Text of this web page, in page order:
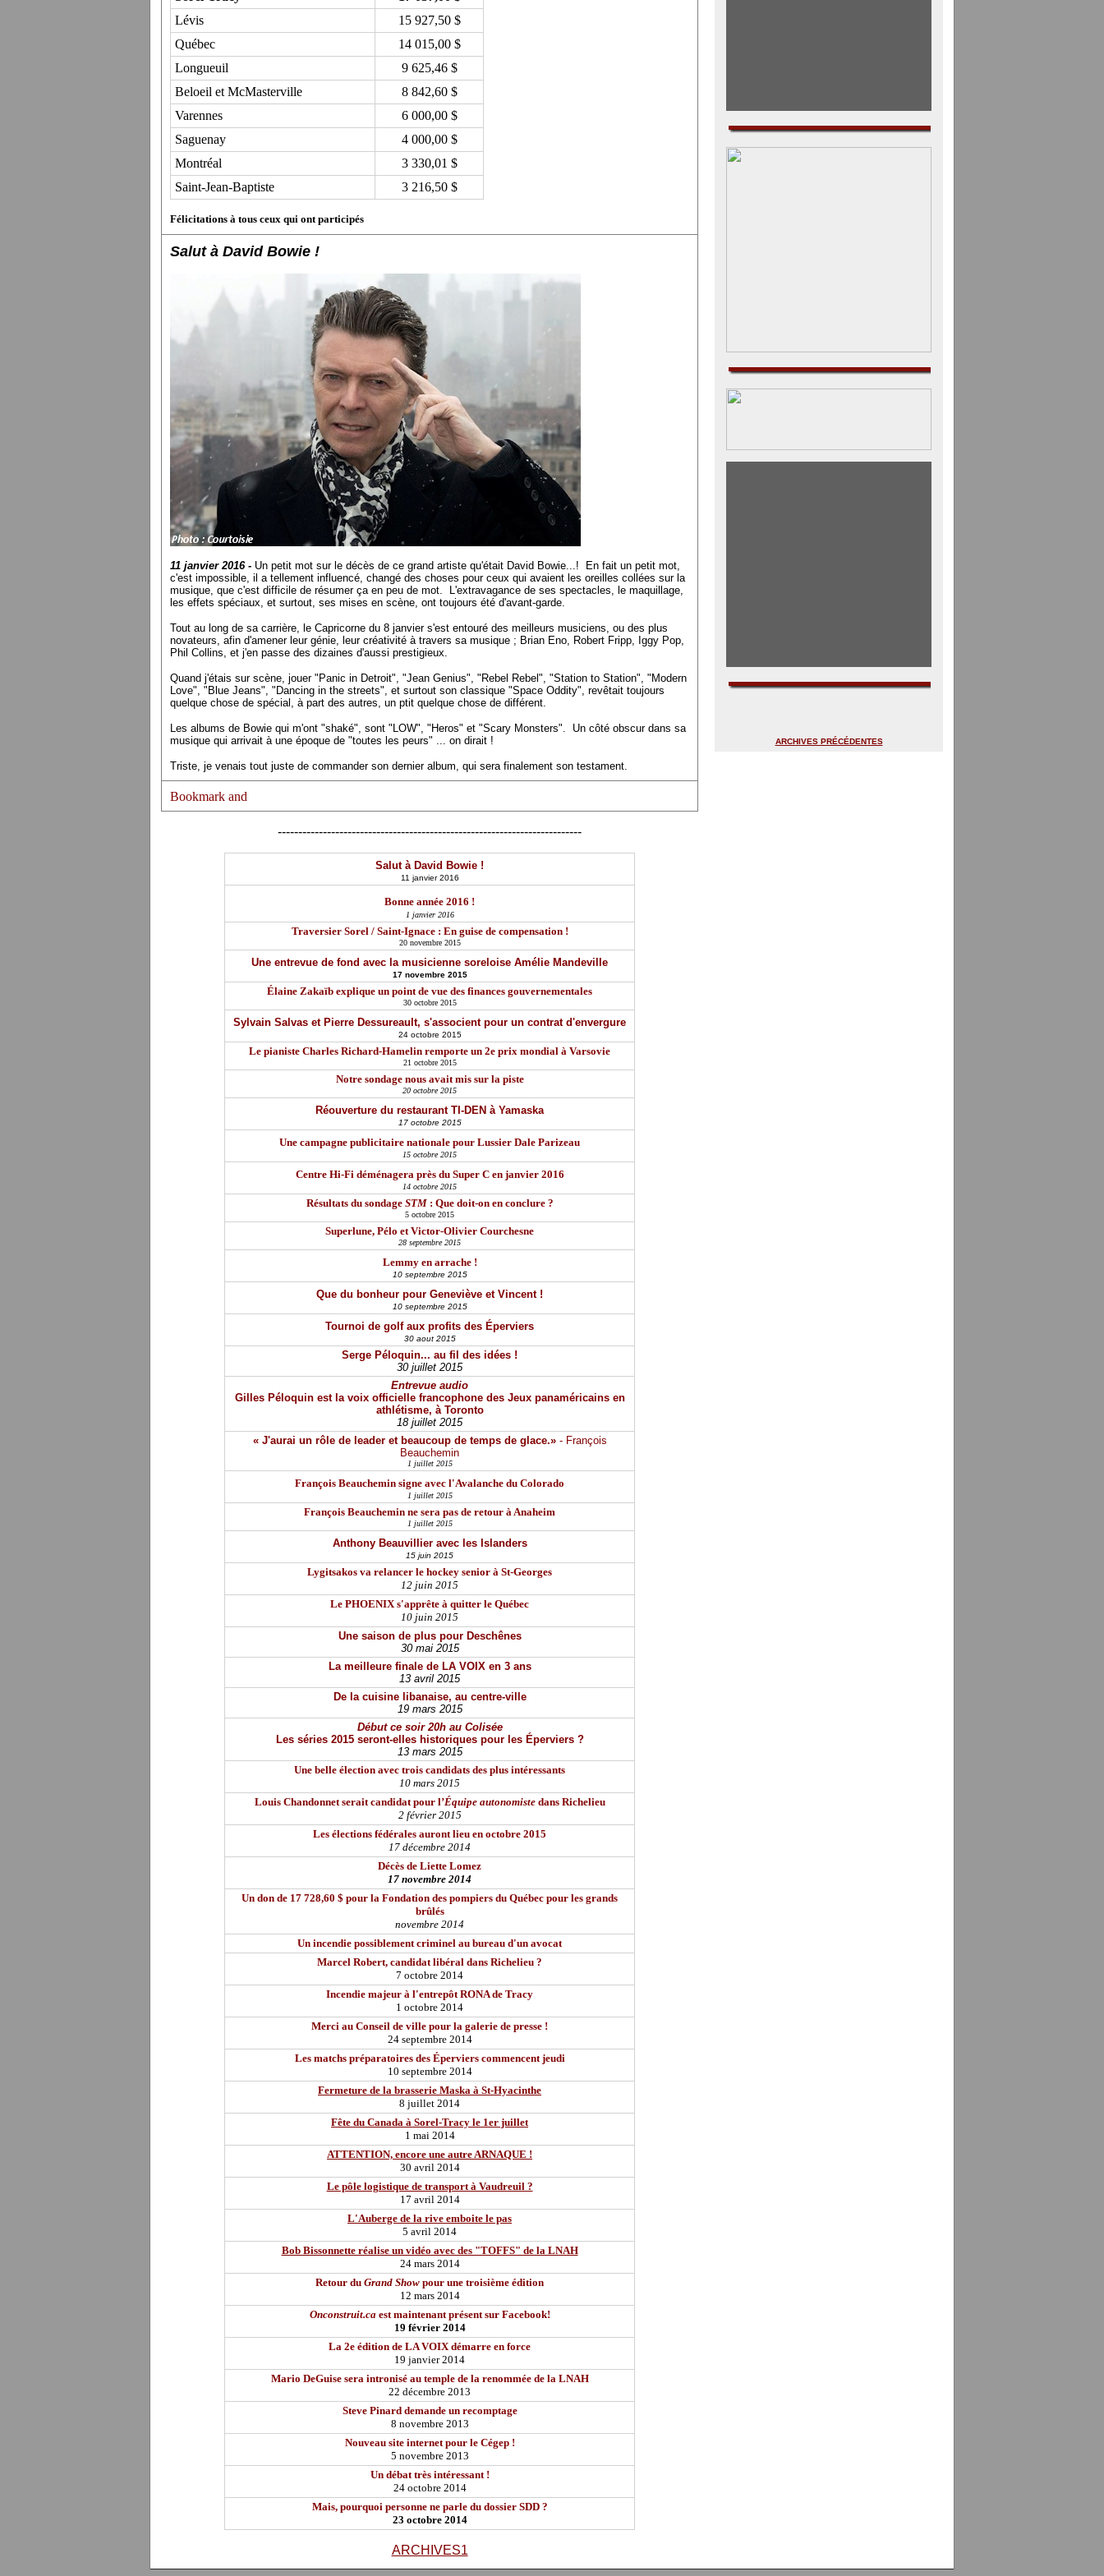
Lévis
15 927,50 $
Québec
14 015,00 $
Longueuil
9 625,46 $
Beloeil et McMasterville
8 842,60 $
Varennes
6 000,00 $
Saguenay
4 000,00 $
Montréal
3 330,01 $
Saint-Jean-Baptiste
3 216,50 $
Félicitations à tous ceux qui ont participés
Salut à David Bowie !
11 janvier 2016 - Un petit mot sur le décès de ce grand artiste qu'était David Bowie...! En fait un petit mot,
c'est impossible, il a tellement influencé, changé des choses pour ceux qui avaient les oreilles collées sur la
musique, que c'est difficile de résumer ça en peu de mot. L'extravagance de ses spectacles, le maquillage,
les effets spéciaux, et surtout, ses mises en scène, ont toujours été d'avant-garde.
Tout au long de sa carrière, le Capricorne du 8 janvier s'est entouré des meilleurs musiciens, ou des plus
novateurs, afin d'amener leur génie, leur créativité à travers sa musique ; Brian Eno, Robert Fripp, Iggy Pop,
Phil Collins, et j'en passe des dizaines d'aussi prestigieux.
Quand j'étais sur scène, jouer "Panic in Detroit", "Jean Genius", "Rebel Rebel", "Station to Station", "Modern
Love", "Blue Jeans", "Dancing in the streets", et surtout son classique "Space Oddity", revêtait toujours
quelque chose de spécial, à part des autres, un ptit quelque chose de différent.
Les albums de Bowie qui m'ont "shaké", sont "LOW", "Heros" et "Scary Monsters". Un côté obscur dans sa
musique qui arrivait à une époque de "toutes les peurs" ... on dirait !
Triste, je venais tout juste de commander son dernier album, qui sera finalement son testament.
--------------------------------------------------------------------------
Salut à David Bowie !
11 janvier 2016
Bonne année 2016 !
1 janvier 2016
Traversier Sorel / Saint-Ignace : En guise de compensation !
20 novembre 2015
Une entrevue de fond avec la musicienne soreloise Amélie Mandeville
17 novembre 2015
Élaine Zakaïb explique un point de vue des finances gouvernementales
30 octobre 2015
Sylvain Salvas et Pierre Dessureault, s'associent pour un contrat d'envergure
24 octobre 2015
Le pianiste Charles Richard-Hamelin remporte un 2e prix mondial à Varsovie
21 octobre 2015
Notre sondage nous avait mis sur la piste
20 octobre 2015
Réouverture du restaurant TI-DEN à Yamaska
17 octobre 2015
Une campagne publicitaire nationale pour Lussier Dale Parizeau
15 octobre 2015
Centre Hi-Fi déménagera près du Super C en janvier 2016
14 octobre 2015
Résultats du sondage STM: Que doit-on en conclure ?
5 octobre 2015
Superlune, Pélo et Victor-Olivier Courchesne
28 septembre 2015
Lemmy en arrache !
10 septembre 2015
Que du bonheur pour Geneviève et Vincent !
10 septembre 2015
Tournoi de golf aux profits des Éperviers
30 aout 2015
Serge Péloquin... au fil des idées !
30 juillet 2015
Entrevue audio
Gilles Péloquin est la voix officielle francophone des Jeux panaméricains en
athlétisme, à Toronto
18 juillet 2015
« J'aurai un rôle de leader et beaucoup de temps de glace.» - François
Beauchemin
1 juillet 2015
François Beauchemin signe avec l'Avalanche du Colorado
1 juillet 2015
François Beauchemin ne sera pas de retour à Anaheim
1 juillet 2015
Anthony Beauvillier avec les Islanders
15 juin 2015
Lygitsakos va relancer le hockey senior à St-Georges
12 juin 2015
Le PHOENIX s'apprête à quitter le Québec
10 juin 2015
Une saison de plus pour Deschênes
30 mai 2015
La meilleure finale de LA VOIX en 3 ans
13 avril 2015
De la cuisine libanaise, au centre-ville
19 mars 2015
Début ce soir 20h au Colisée
Les séries 2015 seront-elles historiques pour les Éperviers ?
13 mars 2015
Une belle élection avec trois candidats des plus intéressants
10 mars 2015
Louis Chandonnet serait candidat pour l’Équipe autonomistedans Richelieu
2 février 2015
Les élections fédérales auront lieu en octobre 2015
17 décembre 2014
Décès de Liette Lomez
17 novembre 2014
Un don de 17 728,60 $ pour la Fondation des pompiers du Québec pour les grands
brûlés
novembre 2014
Un incendie possiblement criminel au bureau d'un avocat
Marcel Robert, candidat libéral dans Richelieu ?
7 octobre 2014
Incendie majeur à l'entrepôt RONA de Tracy
1 octobre 2014
Merci au Conseil de ville pour la galerie de presse !
24 septembre 2014
Les matchs préparatoires des Éperviers commencent jeudi
10 septembre 2014
Fermeture de la brasserie Maska à St-Hyacinthe
8 juillet 2014
Fête du Canada à Sorel-Tracy le 1er juillet
1 mai 2014
ATTENTION, encore une autre ARNAQUE !
30 avril 2014
Le pôle logistique de transport à Vaudreuil ?
17 avril 2014
L'Auberge de la rive emboite le pas
5 avril 2014
Bob Bissonnette réalise un vidéo avec des "TOFFS" de la LNAH
24 mars 2014
Retour du Grand Show pour une troisième édition
12 mars 2014
Onconstruit.caest maintenant présent sur Facebook!
19 février 2014
La 2e édition de LA VOIX démarre en force
19 janvier 2014
Mario DeGuise sera intronisé au temple de la renommée de la LNAH
22 décembre 2013
Steve Pinard demande un recomptage
8 novembre 2013
Nouveau site internet pour le Cégep !
5 novembre 2013
Un débat très intéressant !
24 octobre 2014
Mais, pourquoi personne ne parle du dossier SDD ?
23 octobre 2014
ARCHIVES1
ARCHIVES PRÉCÉDENTES